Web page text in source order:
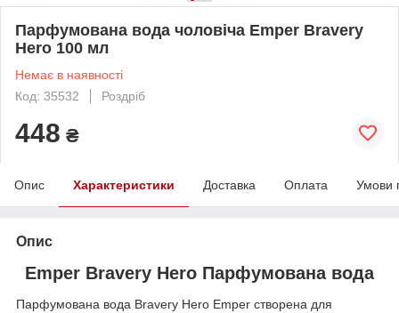
Парфумована вода чоловіча Emper Bravery
Hero 100 мл
Немає в наявності
Код: 35532
Роздріб
448 ₴
Опис Характеристики Доставка Оплата Умови
Опис
Emper Bravery Hero Парфумована вода
Парфумована вода Bravery Hero Emper створена для